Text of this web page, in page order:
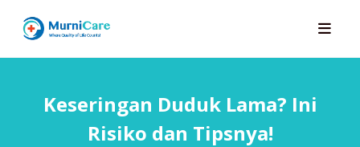
Keseringan Duduk Lama? Ini
Risiko dan Tipsnya!